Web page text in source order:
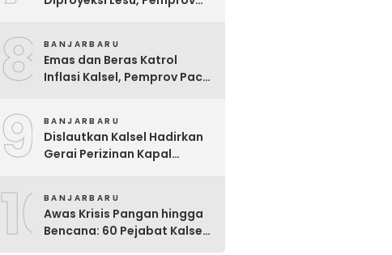
8 BANJARBARU
Emas dan Beras Katrol
Inflasi Kalsel, Pemprov Pacu
9 BANJARBARU
Dislautkan Kalsel Hadirkan
Gerai Perizinan Kapal
Kotabaru
10BANJARBARU
Awas Krisis Pangan hingga
Bencana: 60 Pejabat Kalsel-